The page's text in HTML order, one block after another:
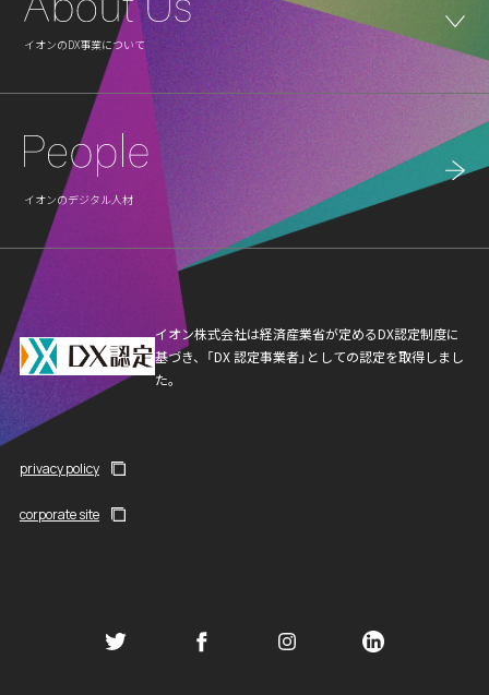
イオンのDX事業について
イオンのデジタル人材
イオン株式会社は経済産業省が定めるDX認定制度に
基づき、「DX 認定事業者」としての認定を取得しまし
た。
privacy policy
corporate site